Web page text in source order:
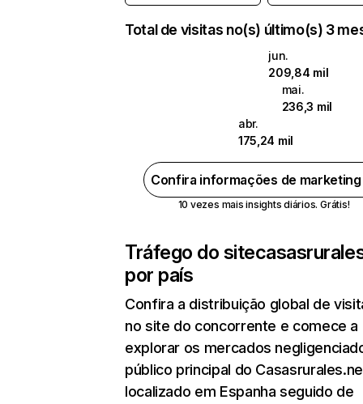
Total de visitas no(s) último(s) 3
jun.
209,84 mil
mai.
236,3 mil
abr.
175,24 mil
Confira informações de
10 vezes mais insights diários. Grátis!
Tráfego do site
por país
Confira a distribuição global de
no site do concorrente e comece a
explorar os mercados
público principal do
localizado em Espanha seguido de